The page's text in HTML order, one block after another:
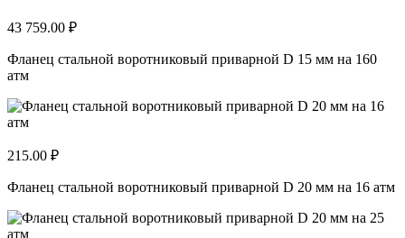
43 759.00 ₽
Фланец стальной воротниковый приварной D 15 мм на 160
атм
215.00 ₽
Фланец стальной воротниковый приварной D 20 мм на 16 атм